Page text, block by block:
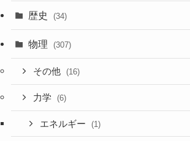
歴史 (34)
物理 (307)
その他 (16)
力学 (6)
エネルギー (1)